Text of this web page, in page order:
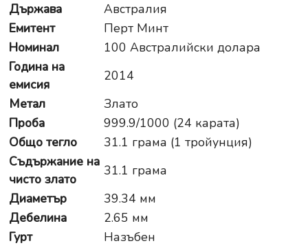
Държава
Австралия
Емитент
Перт Минт
Номинал
100 Австралийски долара
Година на
емисия
2014
Метал
Злато
Проба
999.9/1000 (24 карата)
Общо тегло
31.1 грама (1 тройунция)
Съдържание на
чисто злато
31.1 грама
Диаметър
39.34 мм
Дебелина
2.65 мм
Гурт
Назъбен